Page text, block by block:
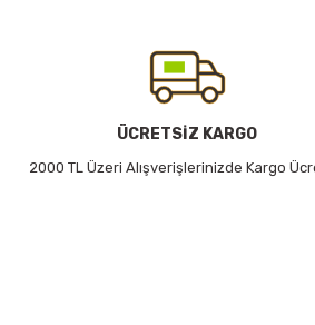
Ürün bilgilerinde hatalar bulunuyor.
Ürün fiyatı diğer sitelerden daha pahalı.
Bu ürüne benzer farklı alternatifler olmalı.
ÜCRETSİZ KARGO
2000 TL Üzeri Alışverişlerinizde Kargo